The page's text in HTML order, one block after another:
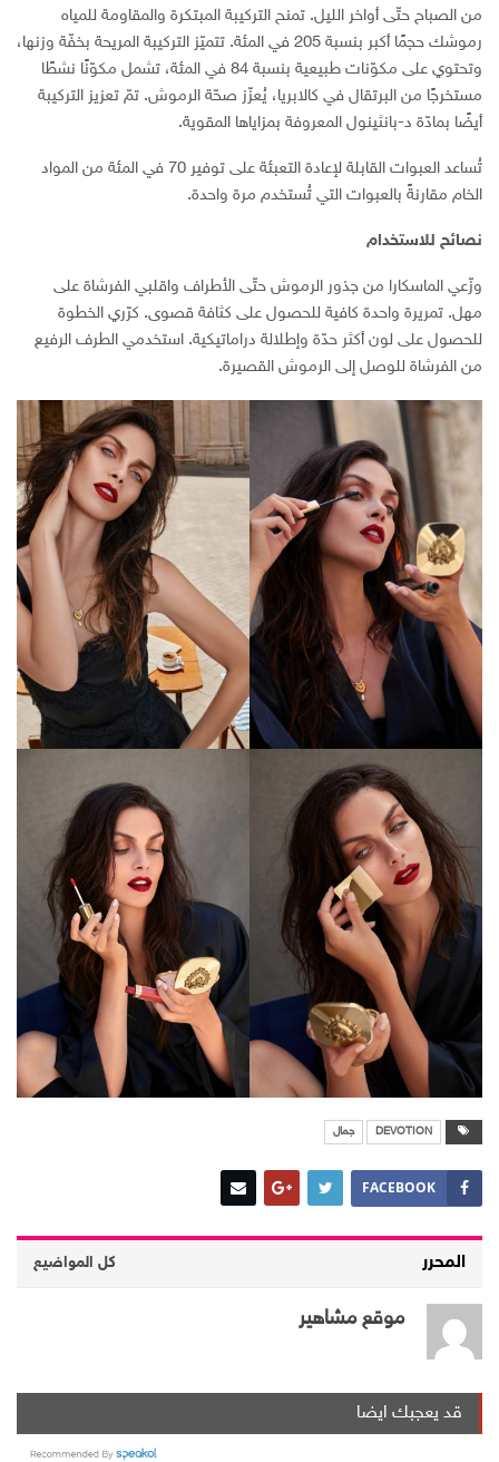
من الصباح حتّى أواخر الليل. تمنح التركيبة المبتكرة والمقاومة للمياه
رموشك حجمًا أكبر بنسبة 205 في المئة. تتميّز التركيبة المريحة بخفّة وزنها،
وتحتوي على مكوّنات طبيعية بنسبة 84 في المئة، تشمل مكوّنًا نشطًا
مستخرجًا من البرتقال في كالابريا، يُعزّز صحّة الرموش. تمّ تعزيز التركيبة
أيضًا بمادّة د-بانثينول المعروفة بمزاياها المقوية.
تُساعد العبوات القابلة لإعادة التعبئة على توفير 70 في المئة من المواد
الخام مقارنةً بالعبوات التي تُستخدم مرة واحدة.
نصائح للاستخدام
وزّعي الماسكارا من جذور الرموش حتّى الأطراف واقلبي الفرشاة على
مهل. تمريرة واحدة كافية للحصول على كثافة قصوى. كرّري الخطوة
للحصول على لون أكثر حدّة وإطلالة دراماتيكية. استخدمي الطرف الرفيع
من الفرشاة للوصل إلى الرموش القصيرة.
DEVOTION جمال
FACEBOOK
المحرر كل المواضيع
موقع مشاهير
قد يعجبك ايضا